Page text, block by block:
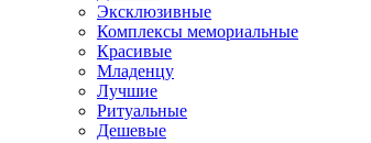
Эксклюзивные
Комплексы мемориальные
Красивые
Младенцу
Лучшие
Ритуальные
Дешевые